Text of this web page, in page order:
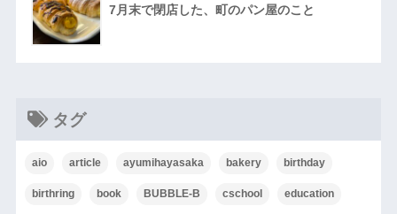
7月末で閉店した、町のパン屋のこと
タグ
aio article ayumihayasaka bakery birthday
birthring book BUBBLE-B cschool education